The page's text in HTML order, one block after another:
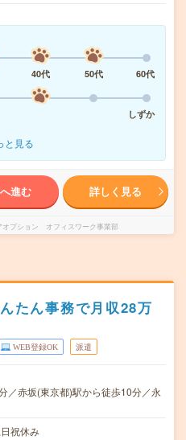
40代 50代
60代
しずか
と見る
進む 詳しく見る
オプション オフィスワーク事業部
たん事務で月収28万
WEB登録OK 派遣
／赤坂(東京都)駅から徒歩10分／永
祝休み